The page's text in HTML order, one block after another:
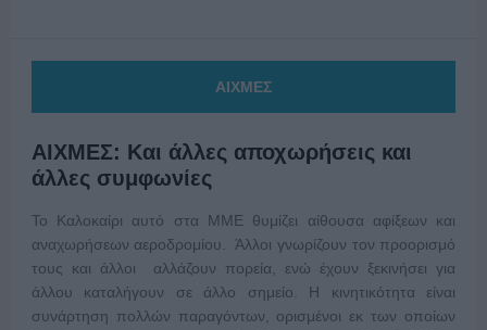
ΑΙΧΜΕΣ
ΑΙΧΜΕΣ: Και άλλες αποχωρήσεις και
άλλες συμφωνίες
Το Καλοκαίρι αυτό στα ΜΜΕ θυμίζει αίθουσα αφίξεων και
αναχωρήσεων αεροδρομίου. Άλλοι γνωρίζουν τον προορισμό
τους και άλλοι αλλάζουν πορεία, ενώ έχουν ξεκινήσει για
άλλου καταλήγουν σε άλλο σημείο. Η κινητικότητα είναι
συνάρτηση πολλών παραγόντων, ορισμένοι εκ των οποίων